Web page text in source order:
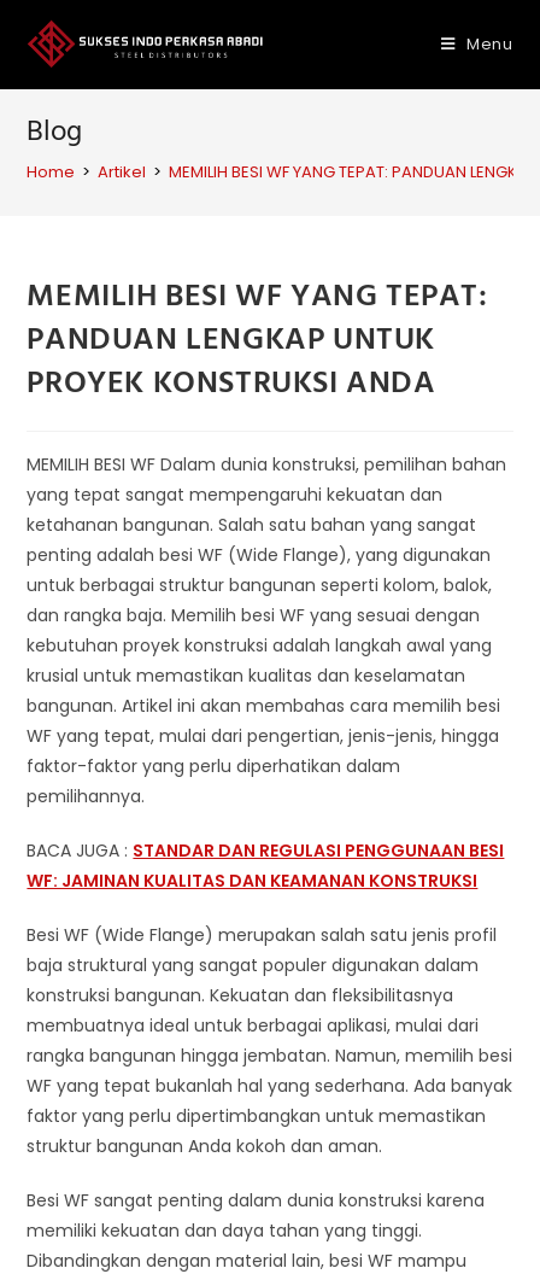
content
Menu
Blog
Home > Artikel > MEMILIH BESI WF YANG TEPAT: PANDUAN
MEMILIH BESI WF YANG TEPAT:
PANDUAN LENGKAP UNTUK
PROYEK KONSTRUKSI ANDA
MEMILIH BESI WF Dalam dunia konstruksi, pemilihan bahan
yang tepat sangat mempengaruhi kekuatan dan
ketahanan bangunan. Salah satu bahan yang sangat
penting adalah besi WF (Wide Flange), yang digunakan
untuk berbagai struktur bangunan seperti kolom, balok,
dan rangka baja. Memilih besi WF yang sesuai dengan
kebutuhan proyek konstruksi adalah langkah awal yang
krusial untuk memastikan kualitas dan keselamatan
bangunan. Artikel ini akan membahas cara memilih besi
WF yang tepat, mulai dari pengertian, jenis-jenis, hingga
faktor-faktor yang perlu diperhatikan dalam
pemilihannya.
BACA JUGA : STANDAR DAN REGULASI PENGGUNAAN BESI
WF: JAMINAN KUALITAS DAN KEAMANAN KONSTRUKSI
Besi WF (Wide Flange) merupakan salah satu jenis profil
baja struktural yang sangat populer digunakan dalam
konstruksi bangunan. Kekuatan dan fleksibilitasnya
membuatnya ideal untuk berbagai aplikasi, mulai dari
rangka bangunan hingga jembatan. Namun, memilih besi
WF yang tepat bukanlah hal yang sederhana. Ada banyak
faktor yang perlu dipertimbangkan untuk memastikan
struktur bangunan Anda kokoh dan aman.
Besi WF sangat penting dalam dunia konstruksi karena
memiliki kekuatan dan daya tahan yang tinggi.
Dibandingkan dengan material lain, besi WF mampu